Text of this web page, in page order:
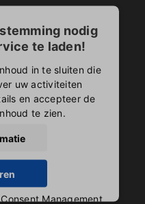
nodig
te laden!
in te sluiten die
uw activiteiten
en accepteer de
te zien.
Management